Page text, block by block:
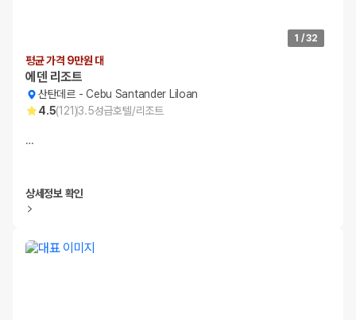
1 /32
평균 가격 9만원 대
에덴 리조트
산탄데르 -Cebu Santander Liloan
4.5(121)3.5성급호텔/리조트
…
상세정보 확인